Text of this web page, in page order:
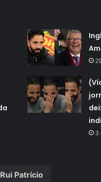
3
Rui Patrício